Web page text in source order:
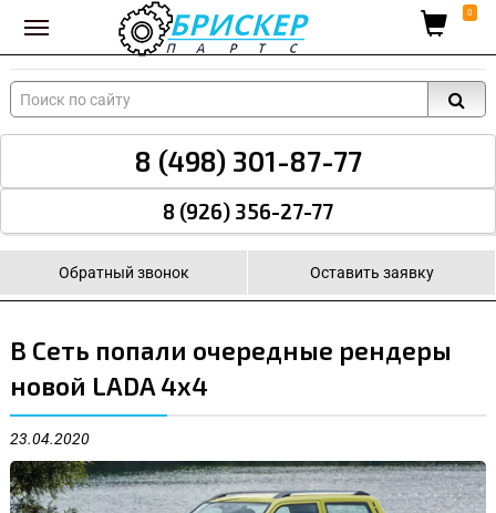
Вход для поставщиков 0
8 (498) 301-87-77
8 (926) 356-27-77
Обратный звонок Оставить заявку
В Сеть попали очередные рендеры
новой LADA 4x4
23.04.2020